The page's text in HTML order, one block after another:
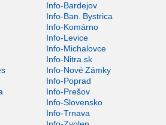
Info-Bardejov
Info-Ban. Bystrica
Info-Komárno
Info-Levice
Info-Michalovce
Info-Nitra.sk
Info-Nové Zámky
Info-Poprad
Info-Prešov
Info-Slovensko
Info-Trnava